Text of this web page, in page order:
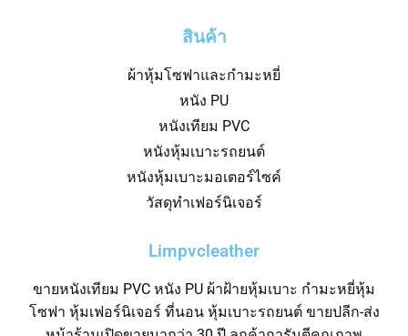
สินค้า
ผ้าหุ้มโซฟาและกำมะหยี่
หนัง PU
หนังเทียม PVC
หนังหุ้มเบาะรถยนต์
หนังหุ้มเบาะมอเตอร์ไซค์
วัสดุทำเฟอร์นิเจอร์
Limpvcleather
ขายหนังเทียม PVC หนัง PU ผ้าฝ้ายหุ้มเบาะ กำมะหยี่หุ้ม
โซฟา หุ้มเฟอร์นิเจอร์ ที่นอน หุ้มเบาะรถยนต์ ขายปลีก-ส่ง